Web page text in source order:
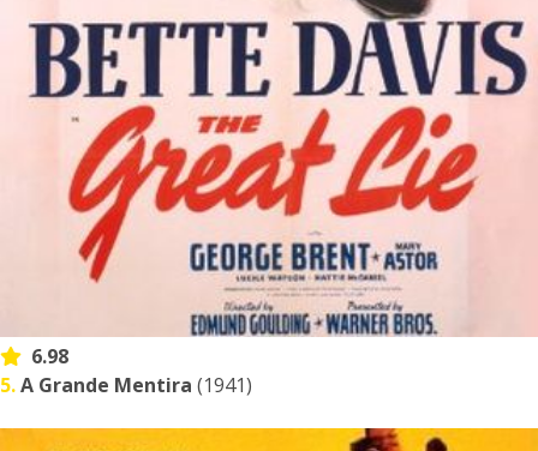
6.98
5.A Grande Mentira (1941)